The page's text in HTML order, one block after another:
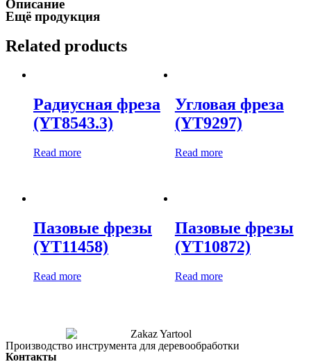
Описание
Ещё продукция
Related products
Радиусная фреза
(YT8543.3)
Read more
Угловая фреза
(YT9297)
Read more
Пазовые фрезы
(YT11458)
Read more
Пазовые фрезы
(YT10872)
Read more
Производство инструмента для деревообработки
Контакты